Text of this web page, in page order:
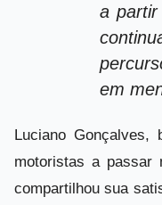
a partir
em
Luciano Gonçalves,
motoristas a passar
compartilhou sua